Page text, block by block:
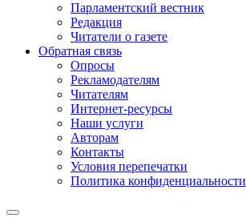
Парламентский вестник
Редакция
Читатели о газете
Обратная связь
Опросы
Рекламодателям
Читателям
Интернет-ресурсы
Наши услуги
Авторам
Контакты
Условия перепечатки
Политика конфиденциальности